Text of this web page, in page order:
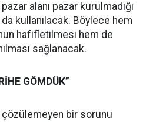
alanı pazar kurulmadığı
kullanılacak. Böylece hem
hafifletilmesi hem de
sağlanacak.
GÖMDÜK”
çözülemeyen bir sorunu